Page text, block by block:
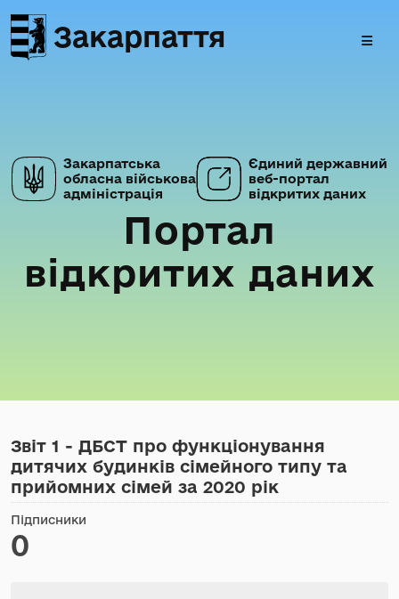
Закарпаття
Закарпатська
обласна військова
адміністрація
Єдиний державний
веб-портал
відкритих даних
Портал
відкритих даних
Звіт 1 - ДБСТ про функціонування
дитячих будинків сімейного типу та
прийомних сімей за 2020 рік
Підписники
0